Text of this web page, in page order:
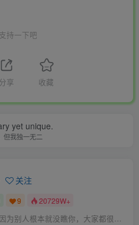
持一下吧
分享 收藏
yet unique.
但我独一无二
关注
9 20729W+
没谁瞧不起你，因为别人根本就没瞧你，大家都很忙的